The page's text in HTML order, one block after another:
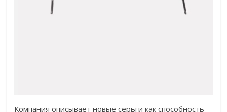
Компания описывает новые серьги как способность